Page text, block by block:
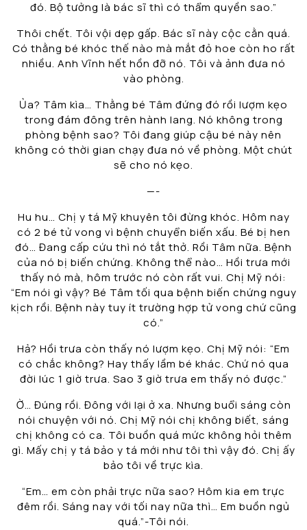
đó. Bộ tưởng là bác sĩ thì có thẩm quyền sao.”
Thôi chết. Tôi vội dẹp gấp. Bác sĩ này cộc cằn quá.
Có thằng bé khóc thế nào mà mắt đỏ hoe còn ho rất
nhiều. Anh Vĩnh hết hồn đỡ nó. Tôi và ảnh đưa nó
vào phòng.
Ủa? Tâm kìa… Thằng bé Tâm đứng đó rồi lượm kẹo
trong đám đông trên hành lang. Nó không trong
phòng bệnh sao? Tôi đang giúp cậu bé này nên
không có thời gian chạy đưa nó về phòng. Một chút
sẽ cho nó kẹo.
—-
Hu hu… Chị y tá Mỹ khuyên tôi đừng khóc. Hôm nay
có 2 bé tử vong vì bệnh chuyển biến xấu. Bé bị hen
đó… Đang cấp cứu thì nó tắt thở. Rồi Tâm nữa. Bệnh
của nó bị biến chứng. Không thể nào… Hồi trưa mới
thấy nó mà, hôm trước nó còn rất vui. Chị Mỹ nói:
“Em nói gì vậy? Bé Tâm tối qua bệnh biến chứng nguy
kịch rồi. Bệnh này tuy ít trường hợp tử vong chứ cũng
có.”
Hả? Hồi trưa còn thấy nó lượm kẹo. Chị Mỹ nói: “Em
có chắc không? Hay thấy lầm bé khác. Chứ nó qua
đời lúc 1 giờ trưa. Sao 3 giờ trưa em thấy nó được.”
Ờ… Đúng rồi. Đông với lại ở xa. Nhưng buổi sáng còn
nói chuyện với nó. Chị Mỹ nói chị không biết, sáng
chị không có ca. Tôi buồn quá mức không hỏi thêm
gì. Mấy chị y tá bảo y tá mới như tôi thì vậy đó. Chị ấy
bảo tôi về trực kìa.
“Em… em còn phải trực nữa sao? Hôm kia em trực
đêm rồi. Sáng nay với tối nay nữa thì… Em buồn ngủ
quá.”-Tôi nói.